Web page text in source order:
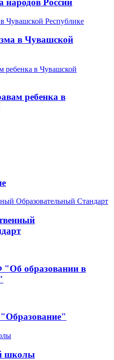
народов России
в Чувашской
ребенка в
образовании в
школы